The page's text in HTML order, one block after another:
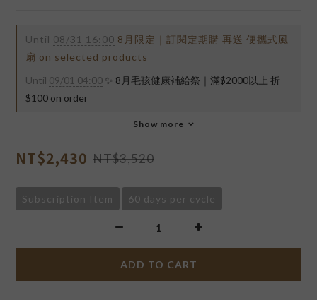
Until 08/31 16:00 8月限定｜訂閱定期購 再送 便攜式風
扇 on selected products
Until 09/01 04:00 ✨ 8月毛孩健康補給祭｜滿$2000以上 折
$100 on order
Show more
NT$2,430 NT$3,520
Subscription Item 60 days per cycle
ADD TO CART